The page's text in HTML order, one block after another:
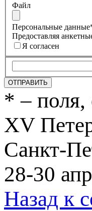
Файл
Персональные
Предоставляя
Я согласен
* – поля,
XV
Санкт-
28-30
Назад к